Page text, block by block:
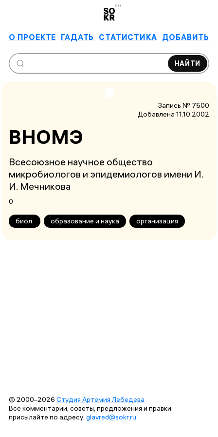
6.0
О ПРОЕКТЕ ГАДАТЬ СТАТИСТИКА ДОБАВИТЬ
НАЙТИ
Запись № 7500
Добавлена 11.10.2002
ВНОМЭ
Всесоюзное научное общество
микробиологов и эпидемиологов имени И.
И. Мечникова
0
биол. образование и наука организация
© 2000–2026 Студия Артемия Лебедева
Все комментарии, советы, предложения и правки
присылайте по адресу: glavred@sokr.ru